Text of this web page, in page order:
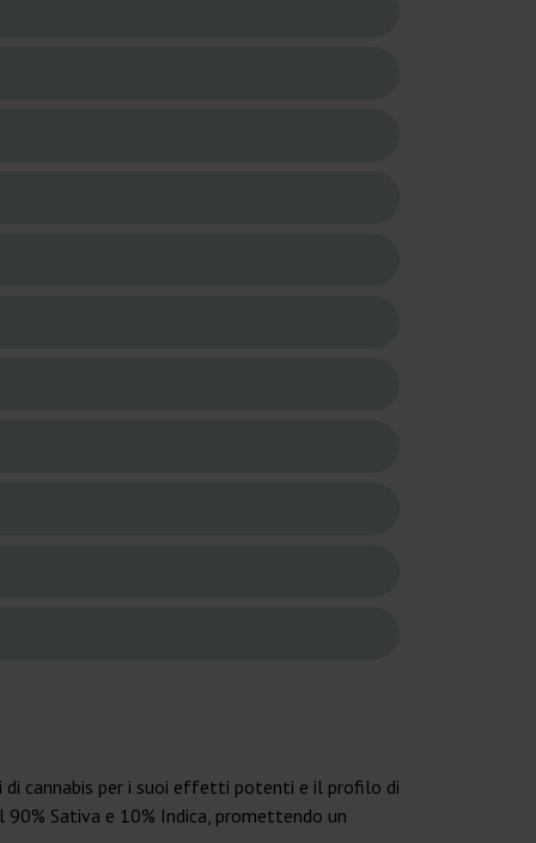
di cannabis per i suoi effetti potenti e il profilo di
Sativa e 10% Indica, promettendo un